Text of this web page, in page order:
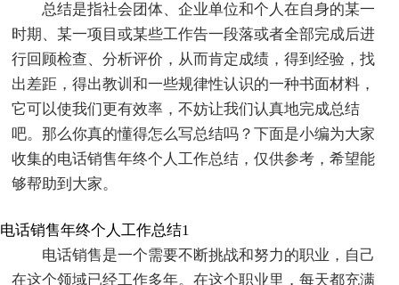
总结是指社会团体、企业单位和个人在自身的某一
时期、某一项目或某些工作告一段落或者全部完成后进
行回顾检查、分析评价，从而肯定成绩，得到经验，找
出差距，得出教训和一些规律性认识的一种书面材料，
它可以使我们更有效率，不妨让我们认真地完成总结
吧。那么你真的懂得怎么写总结吗？下面是小编为大家
收集的电话销售年终个人工作总结，仅供参考，希望能
够帮助到大家。
电话销售年终个人工作总结1
电话销售是一个需要不断挑战和努力的职业，自己
在这个领域已经工作多年。在这个职业里，每天都充满